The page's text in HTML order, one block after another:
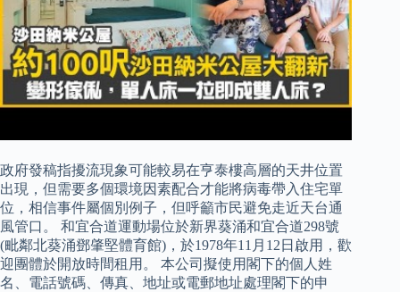
政府發稿指擾流現象可能較易在亨泰樓高層的天井位置
出現，但需要多個環境因素配合才能將病毒帶入住宅單
位，相信事件屬個別例子，但呼籲市民避免走近天台通
風管口。 和宜合道運動場位於新界葵涌和宜合道298號
(毗鄰北葵涌鄧肇堅體育館)，於1978年11月12日啟用，歡
迎團體於開放時間租用。 本公司擬使用閣下的個人姓
名、電話號碼、傳真、地址或電郵地址處理閣下的申